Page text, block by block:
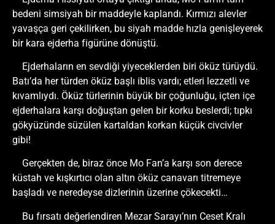
bedeni simsiyah bir maddeyle kaplandı. Kırmızı alevler
yavaşça geri çekilirken, bu siyah madde hızla genişleyerek
bir kara ejderha figürüne dönüştü.
Ejderhaların en sevdiği yiyeceklerden biri öküz türüydü.
Batı’da her türden öküz başlı iblis vardı; etleri lezzetli ve
kıvamlıydı. Öküz türlerinin büyük bir çoğunluğu, içten içe
ejderhalara karşı doğuştan gelen bir korku beslerdi; tıpkı
gökyüzünde süzülen kartaldan korkan küçük civcivler
gibi!
Gerçekten de, biraz önce Mo Fan’a karşı son derece
küstah ve kışkırtıcı olan altın öküz canavarı titremeye
başladı ve neredeyse dizlerinin üzerine çökecekti…
Bu fırsatı değerlendiren Mezar Sarayı’nın Ceset Kralı